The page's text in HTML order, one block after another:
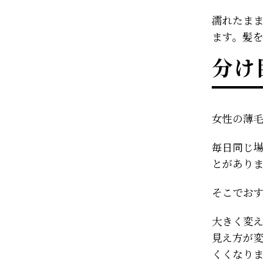
濡れたま
ます。髪
分け
女性の薄
毎日同じ
とがあり
そこでお
大きく変
見え方が
くくなりま